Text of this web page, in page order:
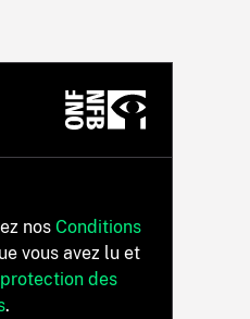
nos Conditions
vous avez lu et
des
.